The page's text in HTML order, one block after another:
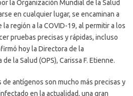
la Organización Mundial de la Salud
en cualquier lugar, se encaminan a
región a la COVID-19, al permitir a los
pruebas precisas y rápidas, incluso
hoy la Directora de la
la Salud (OPS), Carissa F. Etienne.
de antígenos son mucho más precisas y
en la actualidad, una gran